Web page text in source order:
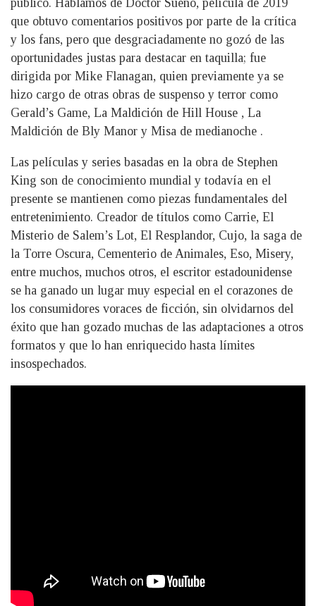
público. Hablamos de Doctor Sueño, película de 2019
que obtuvo comentarios positivos por parte de la crítica
y los fans, pero que desgraciadamente no gozó de las
oportunidades justas para destacar en taquilla; fue
dirigida por Mike Flanagan, quien previamente ya se
hizo cargo de otras obras de suspenso y terror como
Gerald’s Game, La Maldición de Hill House , La
Maldición de Bly Manor y Misa de medianoche .
Las películas y series basadas en la obra de Stephen
King son de conocimiento mundial y todavía en el
presente se mantienen como piezas fundamentales del
entretenimiento. Creador de títulos como Carrie, El
Misterio de Salem’s Lot, El Resplandor, Cujo, la saga de
la Torre Oscura, Cementerio de Animales, Eso, Misery,
entre muchos, muchos otros, el escritor estadounidense
se ha ganado un lugar muy especial en el corazones de
los consumidores voraces de ficción, sin olvidarnos del
éxito que han gozado muchas de las adaptaciones a otros
formatos y que lo han enriquecido hasta límites
insospechados.